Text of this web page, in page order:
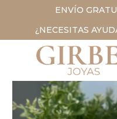
ENVÍO
¿NECESITAS